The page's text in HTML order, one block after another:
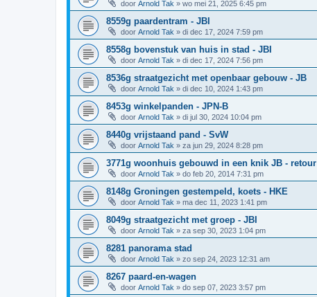
door Arnold Tak » wo mei 21, 2025 6:45 pm
8559g paardentram - JBI
door Arnold Tak » di dec 17, 2024 7:59 pm
8558g bovenstuk van huis in stad - JBI
door Arnold Tak » di dec 17, 2024 7:56 pm
8536g straatgezicht met openbaar gebouw - JB
door Arnold Tak » di dec 10, 2024 1:43 pm
8453g winkelpanden - JPN-B
door Arnold Tak » di jul 30, 2024 10:04 pm
8440g vrijstaand pand - SvW
door Arnold Tak » za jun 29, 2024 8:28 pm
3771g woonhuis gebouwd in een knik JB - retour
door Arnold Tak » do feb 20, 2014 7:31 pm
8148g Groningen gestempeld, koets - HKE
door Arnold Tak » ma dec 11, 2023 1:41 pm
8049g straatgezicht met groep - JBI
door Arnold Tak » za sep 30, 2023 1:04 pm
8281 panorama stad
door Arnold Tak » zo sep 24, 2023 12:31 am
8267 paard-en-wagen
door Arnold Tak » do sep 07, 2023 3:57 pm